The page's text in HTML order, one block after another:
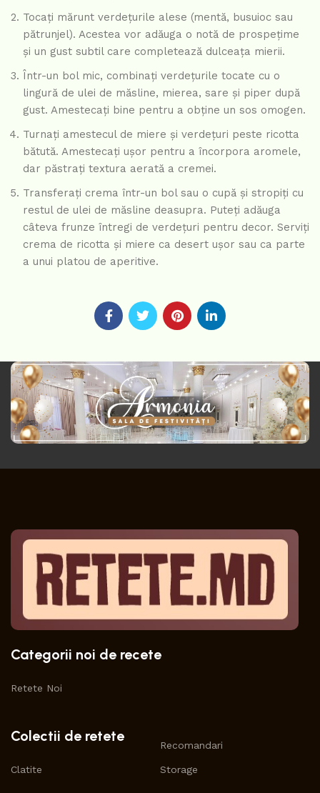
Tocați mărunt verdețurile alese (mentă, busuioc sau
pătrunjel). Acestea vor adăuga o notă de prospețime
și un gust subtil care completează dulceața mierii.
Într-un bol mic, combinați verdețurile tocate cu o
lingură de ulei de măsline, mierea, sare și piper după
gust. Amestecați bine pentru a obține un sos omogen.
Turnați amestecul de miere și verdețuri peste ricotta
bătută. Amestecați ușor pentru a încorpora aromele,
dar păstrați textura aerată a cremei.
Transferați crema într-un bol sau o cupă și stropiți cu
restul de ulei de măsline deasupra. Puteți adăuga
câteva frunze întregi de verdețuri pentru decor. Serviți
crema de ricotta și miere ca desert ușor sau ca parte
a unui platou de aperitive.
Categorii noi de recete
Retete Noi
Colectii de retete
Clatite
Recomandari
Storage